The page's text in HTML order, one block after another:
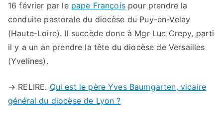
16 février par le pape Françoispour prendre la
conduite pastorale du diocèse du Puy-en-Velay
(Haute-Loire). Il succède donc à Mgr Luc Crepy, parti
il y a un an prendre la tête du diocèse de Versailles
(Yvelines).
→ RELIRE. Qui est le père Yves Baumgarten, vicaire
général du diocèse de Lyon ?